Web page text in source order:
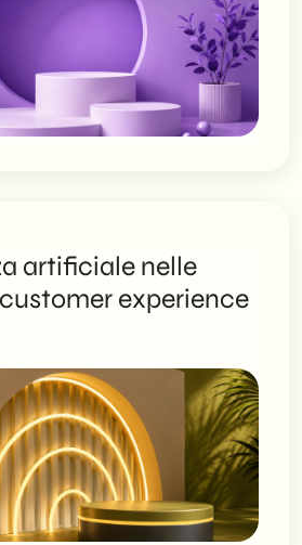
artificiale nelle
experience